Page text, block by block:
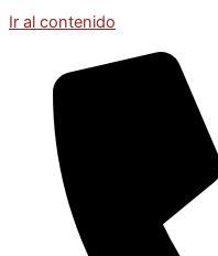
Ir al contenido